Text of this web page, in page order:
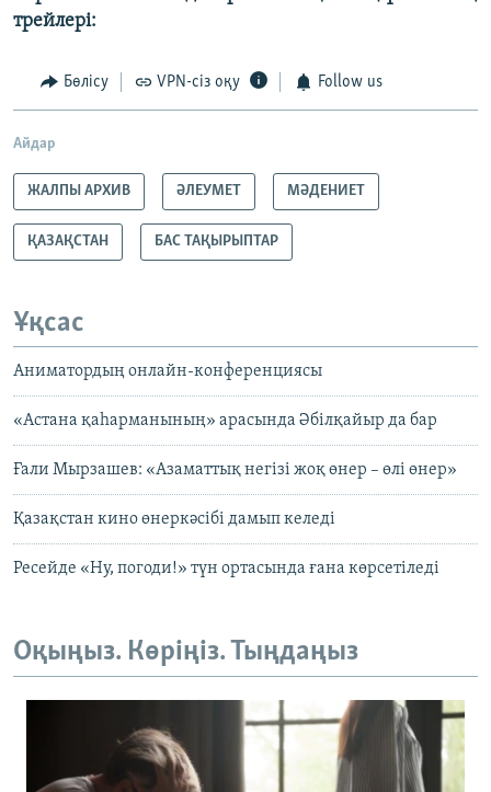
трейлері:
Бөлісу VPN-сіз оқу Follow us
Айдар
ЖАЛПЫ АРХИВ ӘЛЕУМЕТ МӘДЕНИЕТ
ҚАЗАҚСТАН БАС ТАҚЫРЫПТАР
Ұқсас
Аниматордың онлайн-конференциясы
«Астана қаһарманының» арасында Әбілқайыр да бар
Ғали Мырзашев: «Азаматтық негізі жоқ өнер – өлі өнер»
Қазақстан кино өнеркәсібі дамып келеді
Ресейде «Ну, погоди!» түн ортасында ғана көрсетіледі
Оқыңыз. Көріңіз. Тыңдаңыз